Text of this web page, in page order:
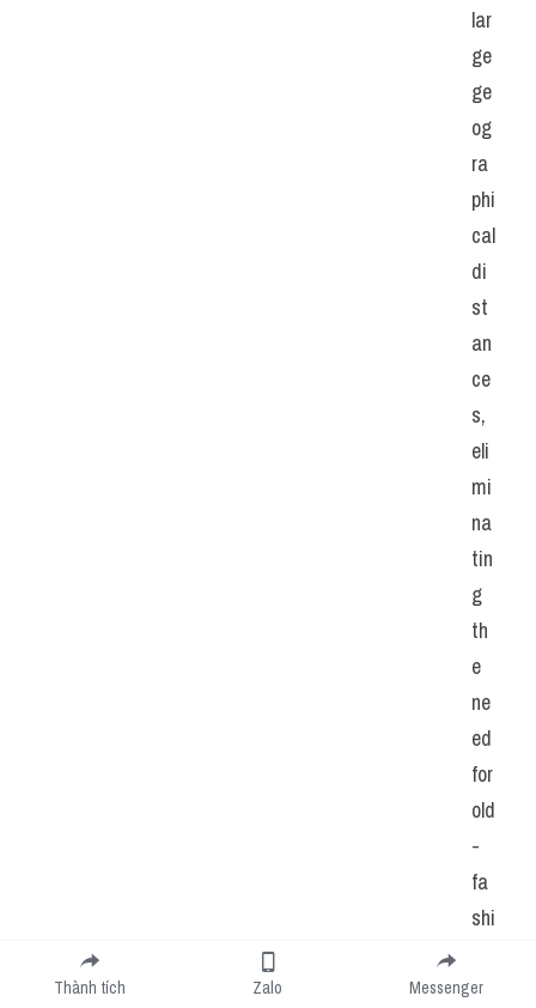
lar
ge
ge
og
ra
phi
cal
di
st
an
ce
s,
eli
mi
na
tin
g
th
e
ne
ed
for
old
-
fa
shi
ed
Thành tích Zalo Messenger